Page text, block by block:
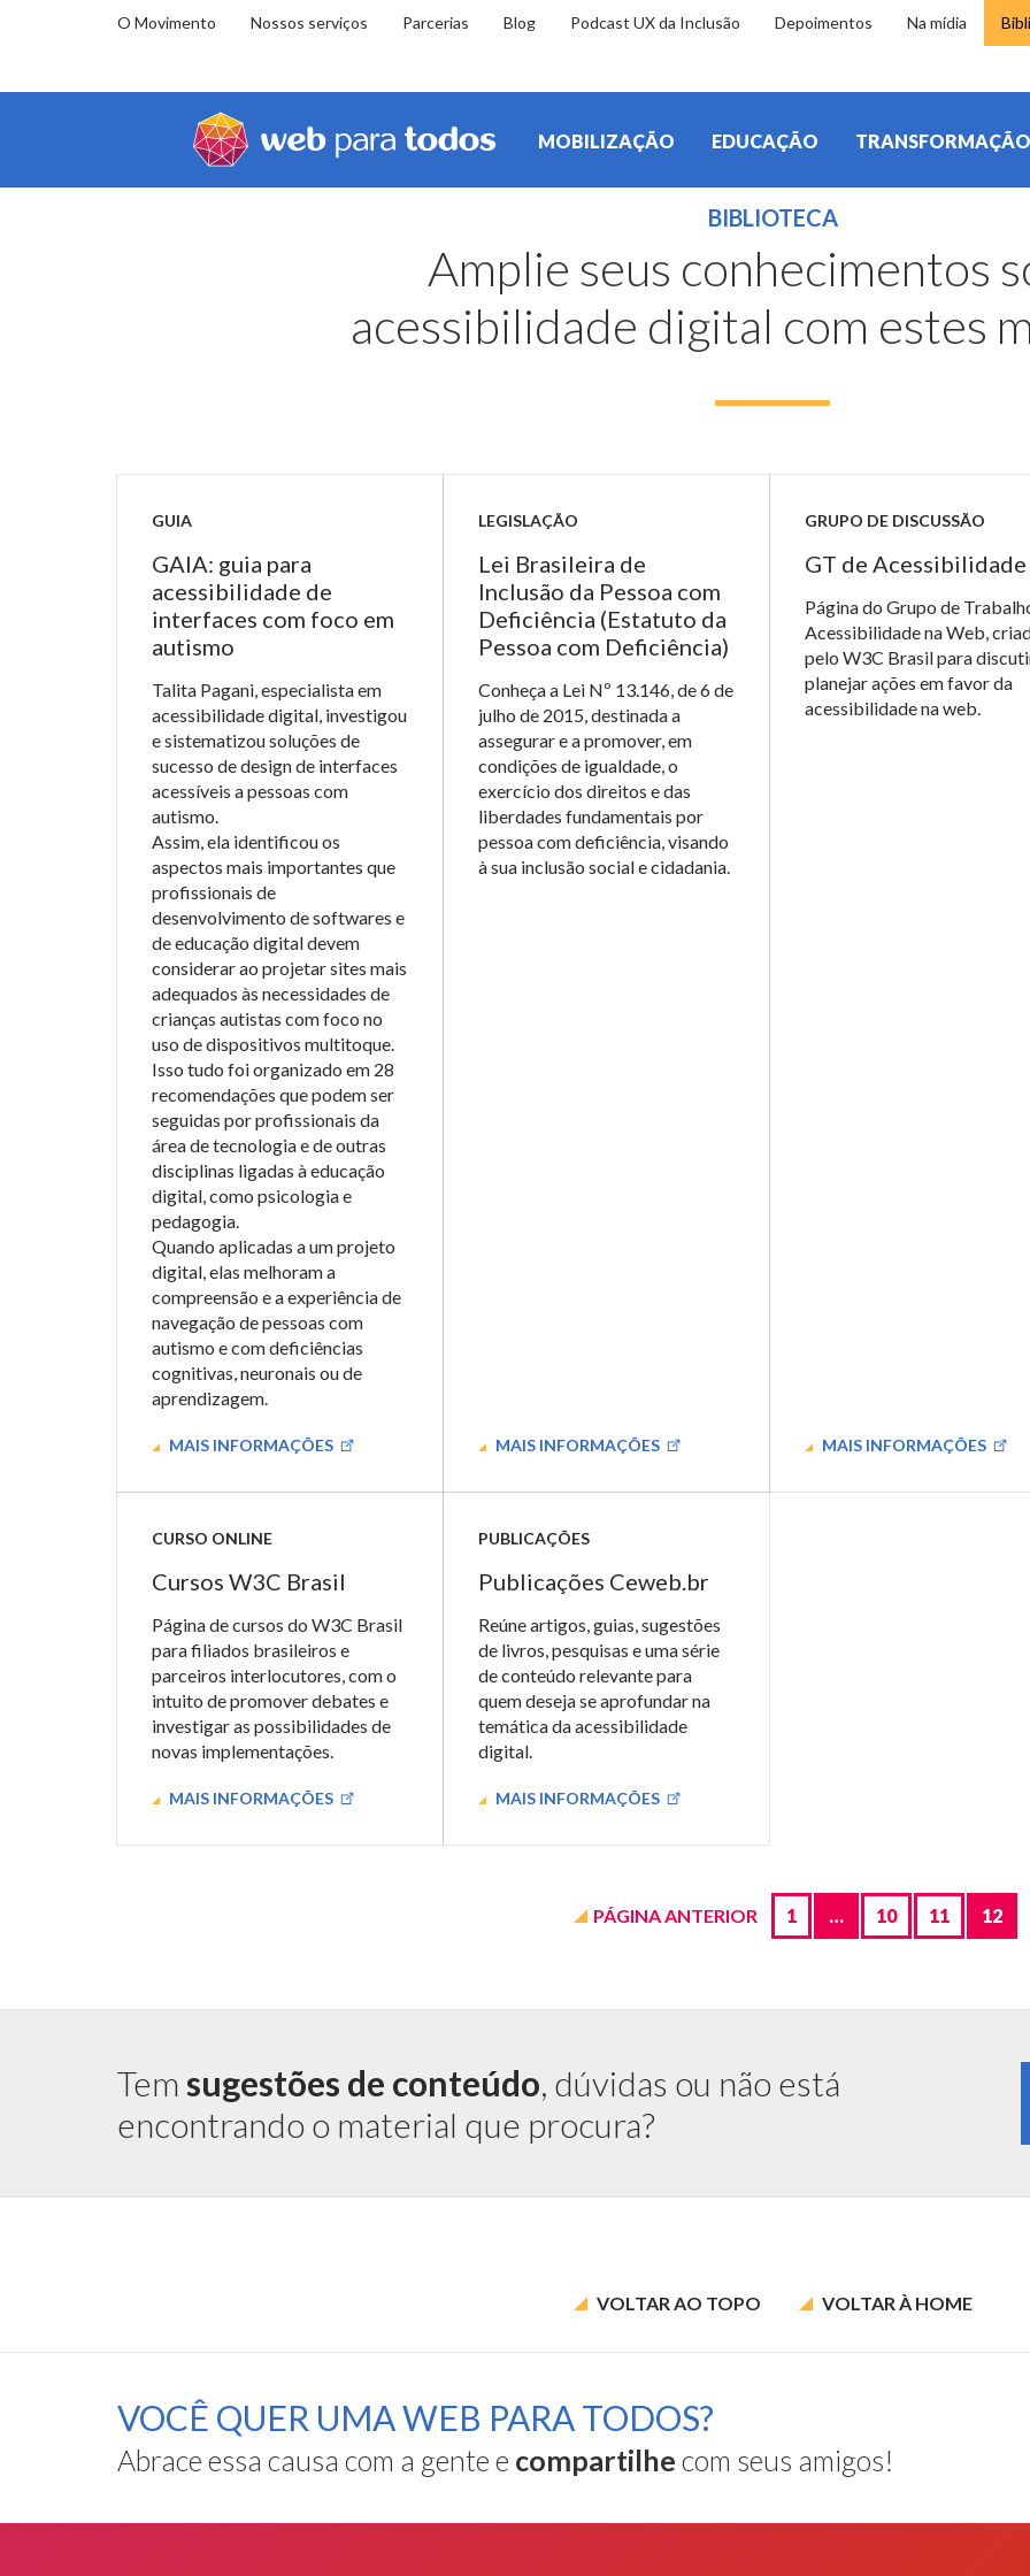
O Movimento Nossos serviços Parcerias Blog Podcast UX da Inclusão Depoimentos Na mídia
MOBILIZAÇÃO EDUCAÇÃO TRANSFORMAÇÃO
Educação
BIBLIOTECA
Amplie seus conhecimentos
acessibilidade digital com estes
GUIA
GAIA: guia para
acessibilidade de
interfaces com foco em
autismo
Talita Pagani, especialista em
acessibilidade digital, investigou
e sistematizou soluções de
sucesso de design de interfaces
acessíveis a pessoas com
autismo.
Assim, ela identificou os
aspectos mais importantes que
profissionais de
desenvolvimento de softwares e
de educação digital devem
considerar ao projetar sites mais
adequados às necessidades de
crianças autistas com foco no
uso de dispositivos multitoque.
Isso tudo foi organizado em 28
recomendações que podem ser
seguidas por profissionais da
área de tecnologia e de outras
disciplinas ligadas à educação
digital, como psicologia e
pedagogia.
Quando aplicadas a um projeto
digital, elas melhoram a
compreensão e a experiência de
navegação de pessoas com
autismo e com deficiências
cognitivas, neuronais ou de
aprendizagem.
MAIS INFORMAÇÕES
LEGISLAÇÃO
Lei Brasileira de
Inclusão da Pessoa com
Deficiência (Estatuto da
Pessoa com Deficiência)
Conheça a Lei Nº 13.146, de 6 de
julho de 2015, destinada a
assegurar e a promover, em
condições de igualdade, o
exercício dos direitos e das
liberdades fundamentais por
pessoa com deficiência, visando
à sua inclusão social e cidadania.
MAIS INFORMAÇÕES
GRUPO DE DISCUSSÃO
GT de Acessibilidade
Página do Grupo de
Acessibilidade na Web,
pelo W3C Brasil para
planejar ações em favor da
acessibilidade na web.
MAIS INFORMAÇÕES
CURSO ONLINE
Cursos W3C Brasil
Página de cursos do W3C Brasil
para filiados brasileiros e
parceiros interlocutores, com o
intuito de promover debates e
investigar as possibilidades de
novas implementações.
MAIS INFORMAÇÕES
PUBLICAÇÕES
Publicações Ceweb.br
Reúne artigos, guias, sugestões
de livros, pesquisas e uma série
de conteúdo relevante para
quem deseja se aprofundar na
temática da acessibilidade
digital.
MAIS INFORMAÇÕES
PÁGINA ANTERIOR 1 … 10 11 12
Temsugestões de conteúdo, dúvidas ou não está
encontrando o material que procura?
VOLTAR AO TOPO VOLTAR À HOME
VOCÊ QUER UMA WEB PARA TODOS?
Abrace essa causa com a gente e compartilhe com seus amigos!